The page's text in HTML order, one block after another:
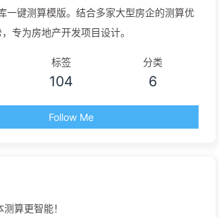
一键测算模版。结合多家大型房企的测算优
专为房地产开发项目设计。
标签
104
分类
6
Follow Me
算更智能！